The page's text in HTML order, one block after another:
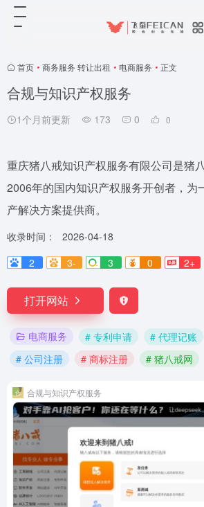
首页 • 商务服务 转让出租 • 电商服务 • 正文
合规与知识产权服务
1个月前更新 173 0 0
重庆猪八戒知识产权服务有限公司是猪
2006年的国内知识产权服务开创者，为
产解决方案提供商。
收录时间：
2026-04-18
2
3- 3 0 2+
打开网站
电商服务 # 专利申请 # 代理记账
# 公司注册
# 商标注册 # 猪八戒网
合规与知识产权服务